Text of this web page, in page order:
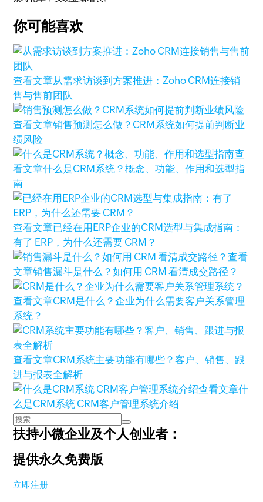
你可能喜欢
查看文章从需求访谈到方案推进：Zoho CRM连接销
售与售前团队
查看文章销售预测怎么做？CRM系统如何提前判断业
绩风险
查
看文章什么是CRM系统？概念、功能、作用和选型指
南
查看文章已经在用ERP企业的CRM选型与集成指南：
有了 ERP，为什么还需要 CRM？
查看
文章销售漏斗是什么？如何用 CRM 看清成交路径？
查看文章CRM是什么？企业为什么需要客户关系管理
系统？
查看文章CRM系统主要功能有哪些？客户、销售、跟
进与报表全解析
查看文章什
么是CRM系统 CRM客户管理系统介绍
扶持小微企业及个人创业者：
提供永久免费版
立即注册